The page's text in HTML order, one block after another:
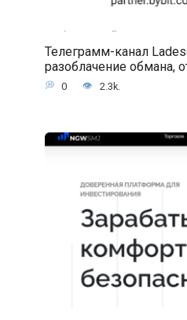
Телеграмм-канал
разоблачение обмана,
0 2.3k.